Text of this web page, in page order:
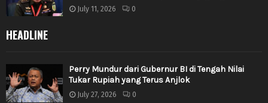
July 11, 2026 0
HEADLINE
Perry Mundur dari Gubernur BI di Tengah Nilai
Tukar Rupiah yang Terus Anjlok
July 27, 2026 0